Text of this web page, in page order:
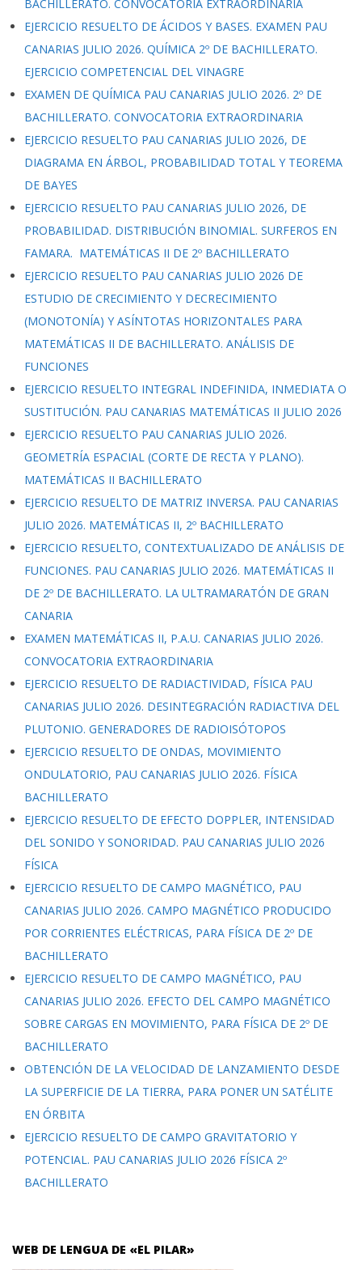
BACHILLERATO. CONVOCATORIA EXTRAORDINARIA
EJERCICIO RESUELTO DE ÁCIDOS Y BASES. EXAMEN PAU
CANARIAS JULIO 2026. QUÍMICA 2º DE BACHILLERATO.
EJERCICIO COMPETENCIAL DEL VINAGRE
EXAMEN DE QUÍMICA PAU CANARIAS JULIO 2026. 2º DE
BACHILLERATO. CONVOCATORIA EXTRAORDINARIA
EJERCICIO RESUELTO PAU CANARIAS JULIO 2026, DE
DIAGRAMA EN ÁRBOL, PROBABILIDAD TOTAL Y TEOREMA
DE BAYES
EJERCICIO RESUELTO PAU CANARIAS JULIO 2026, DE
PROBABILIDAD. DISTRIBUCIÓN BINOMIAL. SURFEROS EN
FAMARA. MATEMÁTICAS II DE 2º BACHILLERATO
EJERCICIO RESUELTO PAU CANARIAS JULIO 2026 DE
ESTUDIO DE CRECIMIENTO Y DECRECIMIENTO
(MONOTONÍA) Y ASÍNTOTAS HORIZONTALES PARA
MATEMÁTICAS II DE BACHILLERATO. ANÁLISIS DE
FUNCIONES
EJERCICIO RESUELTO INTEGRAL INDEFINIDA, INMEDIATA O
SUSTITUCIÓN. PAU CANARIAS MATEMÁTICAS II JULIO 2026
EJERCICIO RESUELTO PAU CANARIAS JULIO 2026.
GEOMETRÍA ESPACIAL (CORTE DE RECTA Y PLANO).
MATEMÁTICAS II BACHILLERATO
EJERCICIO RESUELTO DE MATRIZ INVERSA. PAU CANARIAS
JULIO 2026. MATEMÁTICAS II, 2º BACHILLERATO
EJERCICIO RESUELTO, CONTEXTUALIZADO DE ANÁLISIS DE
FUNCIONES. PAU CANARIAS JULIO 2026. MATEMÁTICAS II
DE 2º DE BACHILLERATO. LA ULTRAMARATÓN DE GRAN
CANARIA
EXAMEN MATEMÁTICAS II, P.A.U. CANARIAS JULIO 2026.
CONVOCATORIA EXTRAORDINARIA
EJERCICIO RESUELTO DE RADIACTIVIDAD, FÍSICA PAU
CANARIAS JULIO 2026. DESINTEGRACIÓN RADIACTIVA DEL
PLUTONIO. GENERADORES DE RADIOISÓTOPOS
EJERCICIO RESUELTO DE ONDAS, MOVIMIENTO
ONDULATORIO, PAU CANARIAS JULIO 2026. FÍSICA
BACHILLERATO
EJERCICIO RESUELTO DE EFECTO DOPPLER, INTENSIDAD
DEL SONIDO Y SONORIDAD. PAU CANARIAS JULIO 2026
FÍSICA
EJERCICIO RESUELTO DE CAMPO MAGNÉTICO, PAU
CANARIAS JULIO 2026. CAMPO MAGNÉTICO PRODUCIDO
POR CORRIENTES ELÉCTRICAS, PARA FÍSICA DE 2º DE
BACHILLERATO
EJERCICIO RESUELTO DE CAMPO MAGNÉTICO, PAU
CANARIAS JULIO 2026. EFECTO DEL CAMPO MAGNÉTICO
SOBRE CARGAS EN MOVIMIENTO, PARA FÍSICA DE 2º DE
BACHILLERATO
OBTENCIÓN DE LA VELOCIDAD DE LANZAMIENTO DESDE
LA SUPERFICIE DE LA TIERRA, PARA PONER UN SATÉLITE
EN ÓRBITA
EJERCICIO RESUELTO DE CAMPO GRAVITATORIO Y
POTENCIAL. PAU CANARIAS JULIO 2026 FÍSICA 2º
BACHILLERATO
WEB DE LENGUA DE «EL PILAR»